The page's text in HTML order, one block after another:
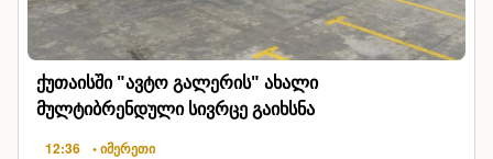
ქუთაისში "ავტო გალერის" ახალი
მულტიბრენდული სივრცე გაიხსნა
12:36 • იმერეთი